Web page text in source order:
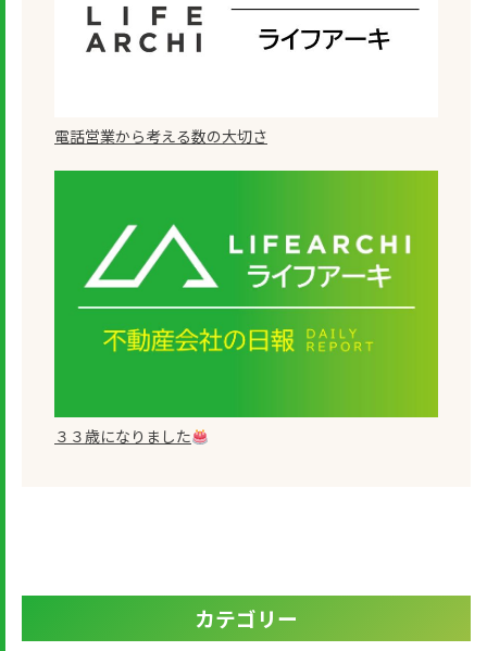
電話営業から考える数の大切さ
３３歳になりました
カテゴリー